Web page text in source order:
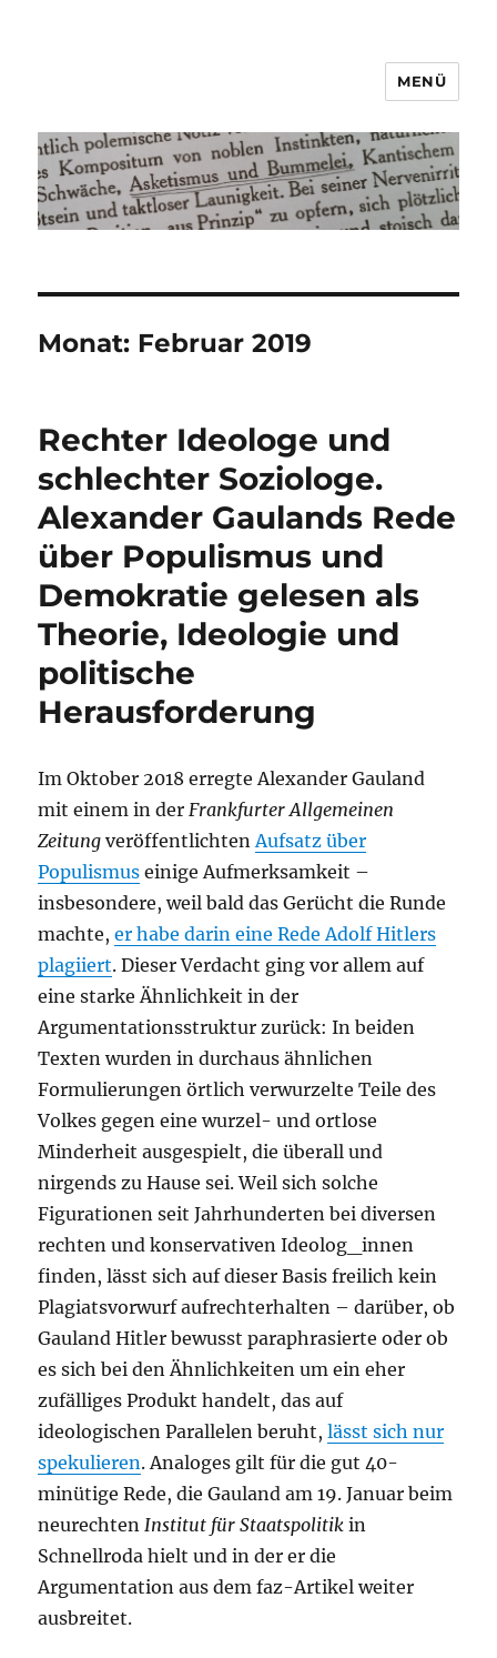
Asketismus und Bummelei
MENÜ
Monat: Februar 2019
Rechter Ideologe und
schlechter Soziologe.
Alexander Gaulands Rede
über Populismus und
Demokratie gelesen als
Theorie, Ideologie und
politische
Herausforderung
Im Oktober 2018 erregte Alexander Gauland
mit einem in derFrankfurter Allgemeinen
ZeitungveröffentlichtenAufsatz über
Populismus einige Aufmerksamkeit –
insbesondere, weil bald das Gerücht die Runde
machte,er habe darin eine Rede Adolf Hitlers
plagiiert. Dieser Verdacht ging vor allem auf
eine starke Ähnlichkeit in der
Argumentationsstruktur zurück: In beiden
Texten wurden in durchaus ähnlichen
Formulierungen örtlich verwurzelte Teile des
Volkes gegen eine wurzel- und ortlose
Minderheit ausgespielt, die überall und
nirgends zu Hause sei. Weil sich solche
Figurationen seit Jahrhunderten bei diversen
rechten und konservativen Ideolog_innen
finden, lässt sich auf dieser Basis freilich kein
Plagiatsvorwurf aufrechterhalten – darüber, ob
Gauland Hitler bewusst paraphrasierte oder ob
es sich bei den Ähnlichkeiten um ein eher
zufälliges Produkt handelt, das auf
ideologischen Parallelen beruht,lässt sich nur
spekulieren. Analoges gilt für die gut 40-
minütige Rede, die Gauland am 19. Januar beim
neurechtenInstitut für Staatspolitik in
Schnellroda hielt und in der er die
Argumentation aus dem faz-Artikel weiter
ausbreitet.